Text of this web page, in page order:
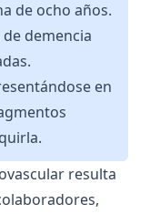
de ocho años.
demencia
en
resulta